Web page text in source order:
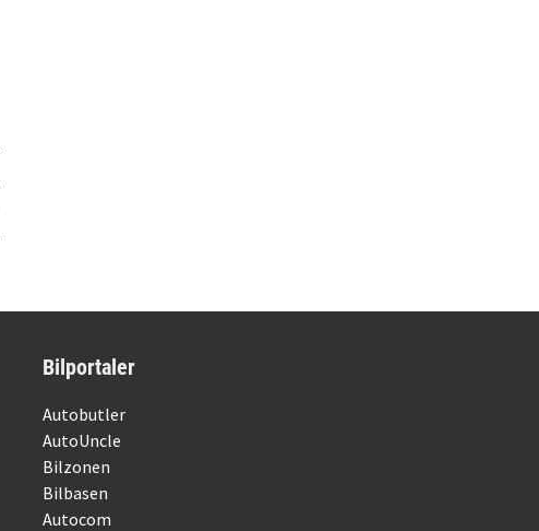
Bilportaler
Autobutler
AutoUncle
Bilzonen
Bilbasen
Autocom